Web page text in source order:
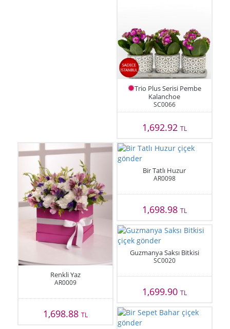
Trio Plus Serisi Pembe
Kalanchoe
SC0066
1,692.92 TL
Renkli Yaz
AR0009
1,698.88TL
Bir Tatlı Huzur
AR0098
1,698.98 TL
Guzmanya Saksı Bitkisi
SC0020
1,699.90 TL